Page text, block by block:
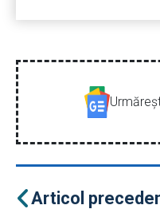
Articol